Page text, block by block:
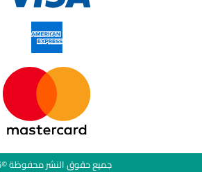
جميع حقوق النشر محفوظة ©2025